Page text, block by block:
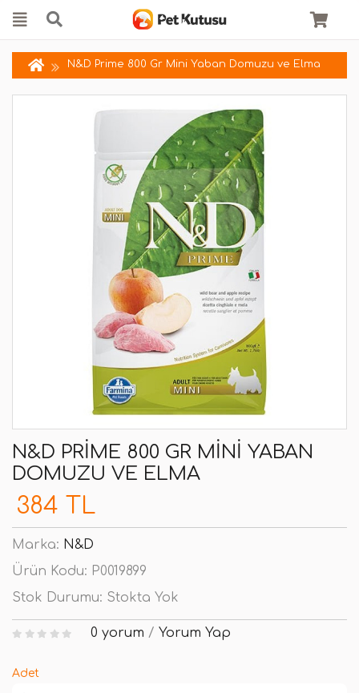
N&D Prime 800 Gr Mini Yaban Domuzu ve Elma
N&D PRIME 800 GR MINI YABAN
DOMUZU VE ELMA
384 TL
Marka: N&D
Ürün Kodu: P0019899
Stok Durumu: Stokta Yok
0 yorum / Yorum Yap
Adet